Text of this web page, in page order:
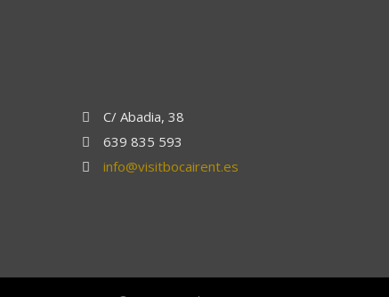
C/ Abadia, 38
639 835 593
info@visitbocairent.es